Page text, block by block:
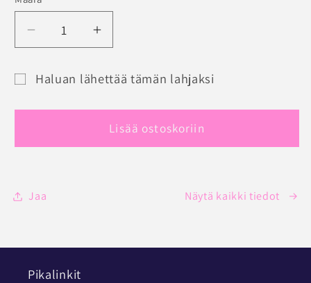
Vähennä
tuotteen
LAHJAKORTTI
Lisää
tuotteen
LAHJAKORTTI
Haluan lähettää tämän lahjaksi
Lisää ostoskoriin
Jaa Näytä kaikki tiedot
Pikalinkit